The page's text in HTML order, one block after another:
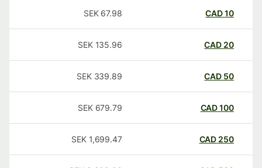
CAD
67.98
SEK
20
CAD
135.96
SEK
50
CAD
339.89
SEK
100
CAD
679.79
SEK
250
CAD
1,699.47
SEK